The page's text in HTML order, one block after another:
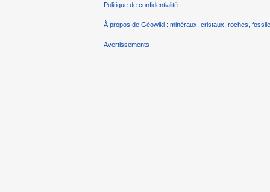
Politique de confidentialité
À propos de Géowiki : minéraux, cristaux, roches,
Avertissements